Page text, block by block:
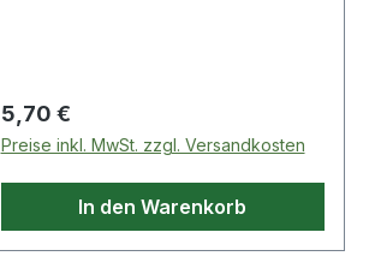
Regulärer Preis:
5,70 €
Preise inkl. MwSt. zzgl. Versandkosten
In den Warenkorb